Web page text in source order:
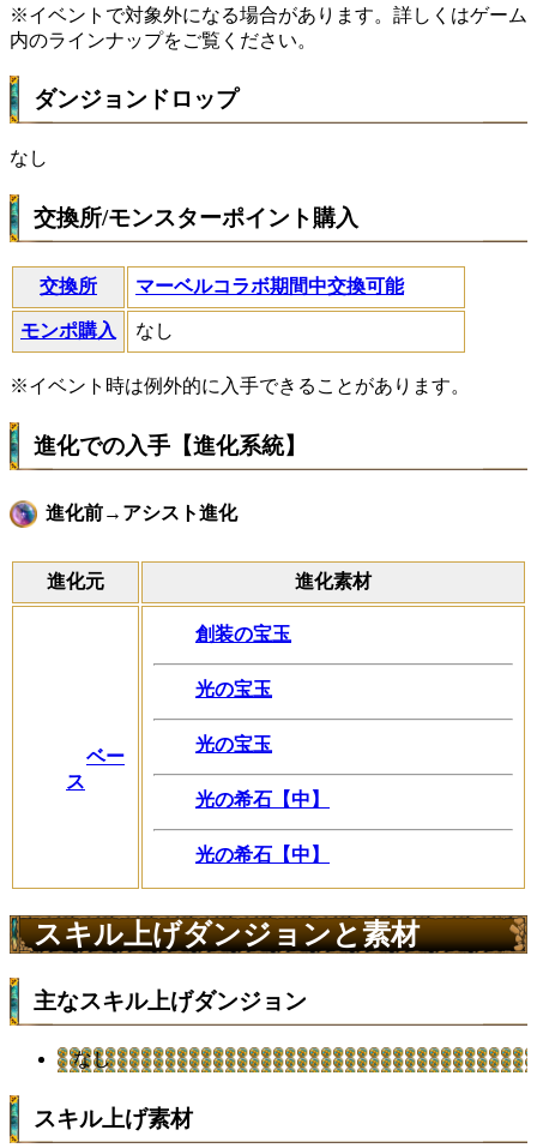
※イベントで対象外になる場合があります。詳しくはゲーム
内のラインナップをご覧ください。
ダンジョンドロップ
なし
交換所/モンスターポイント購入
交換所 マーベルコラボ期間中交換可能
モンポ購入 なし
※イベント時は例外的に入手できることがあります。
進化での入手【進化系統】
進化前→アシスト進化
進化元 進化素材
ベー
ス
創装の宝玉
光の宝玉
光の宝玉
光の希石【中】
光の希石【中】
スキル上げダンジョンと素材
主なスキル上げダンジョン
なし
スキル上げ素材